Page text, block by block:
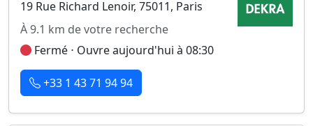
19 Rue Richard Lenoir, 75011, Paris
À 9.1 km de votre recherche
Fermé ⋅ Ouvre aujourd'hui à 08:30
+33 1 43 71 94 94